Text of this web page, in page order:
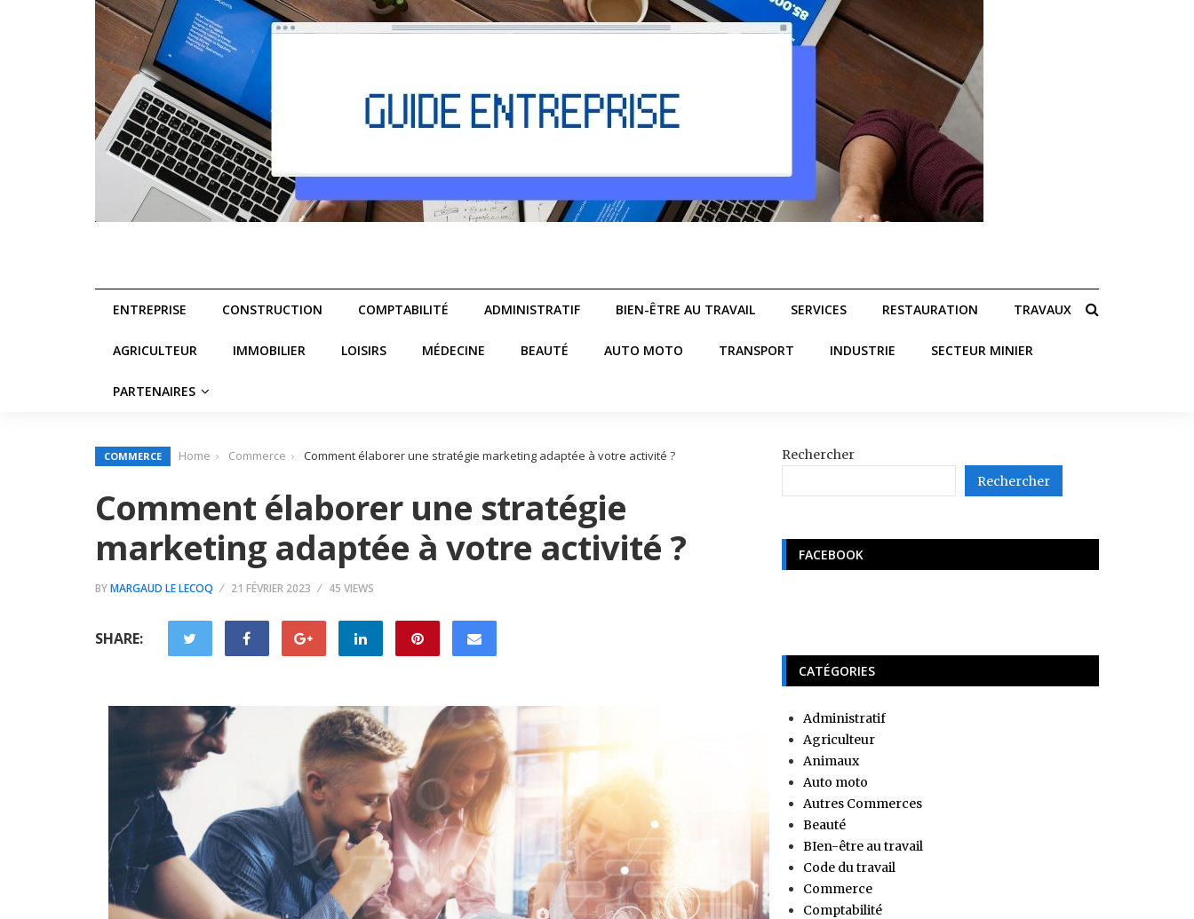
ENTREPRISE CONSTRUCTION COMPTABILITÉ ADMINISTRATIF BIEN-ÊTRE AU TRAVAIL SERVICES RESTAURATION TRAVAUX
AGRICULTEUR IMMOBILIER LOISIRS MÉDECINE BEAUTÉ AUTO MOTO TRANSPORT INDUSTRIE SECTEUR MINIER
PARTENAIRES
COMMERCE Home Commerce Comment élaborer une stratégie marketing adaptée à votre activité ?
Comment élaborer une stratégie
marketing adaptée à votre activité ?
BYMARGAUD LE LECOQ 21 FÉVRIER 2023 45 VIEWS
SHARE:
Rechercher
Rechercher
FACEBOOK
CATÉGORIES
Administratif
Agriculteur
Animaux
Auto moto
Autres Commerces
Beauté
BIen-être au travail
Code du travail
Commerce
Comptabilité